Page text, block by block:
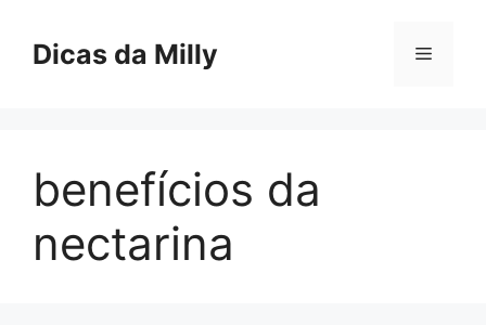
contentDicas da Milly Menu
benefícios da
nectarina